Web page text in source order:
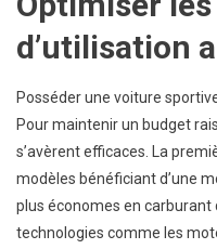
d’utilisation
Posséder une voiture
Pour maintenir un budget
s’avèrent efficaces. La
modèles bénéficiant d’une
plus économes en carburant
technologies comme les